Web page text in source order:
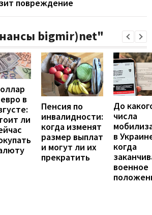
повреждение
bigmir)net"
в
ли
Пенсия по
инвалидности:
когда изменят
размер выплат
и могут ли их
прекратить
До
числа
в
когда
военное